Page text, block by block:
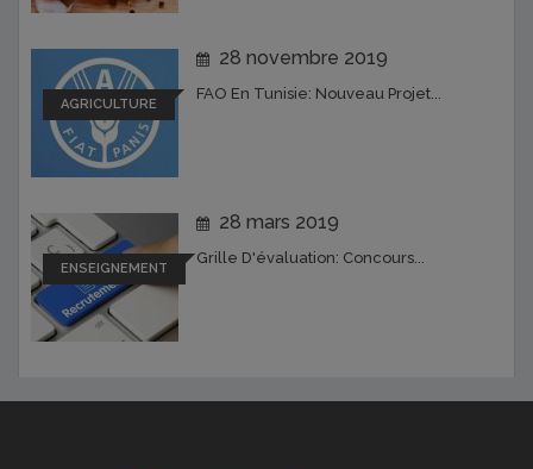
AGRICULTURE
28 novembre 2019
FAO En Tunisie: Nouveau Projet...
ENSEIGNEMENT
28 mars 2019
Grille D'évaluation: Concours...